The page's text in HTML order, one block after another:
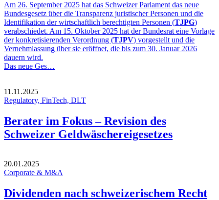
Am 26. September 2025 hat das Schweizer Parlament das neue
Bundesgesetz über die Transparenz juristischer Personen und die
Identifikation der wirtschaftlich berechtigten Personen (TJPG)
verabschiedet. Am 15. Oktober 2025 hat der Bundesrat eine Vorlage
der konkretisierenden Verordnung (TJPV) vorgestellt und die
Vernehmlassung über sie eröffnet, die bis zum 30. Januar 2026
dauern wird.
Das neue Ges…
11.11.2025
Regulatory, FinTech, DLT
Berater im Fokus – Revision des
Schweizer Geldwäschereigesetzes
20.01.2025
Corporate & M&A
Dividenden nach schweizerischem Recht